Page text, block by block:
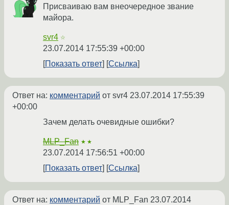
Присваиваю вам внеочередное звание
майора.
svr4 ☆
23.07.2014 17:55:39 +00:00
Показать ответ
Ссылка
Ответ на: комментарий от svr4 23.07.2014 17:55:39
+00:00
Зачем делать очевидные ошибки?
MLP_Fan ★★
23.07.2014 17:56:51 +00:00
Показать ответ
Ссылка
Ответ на: комментарий от MLP_Fan 23.07.2014